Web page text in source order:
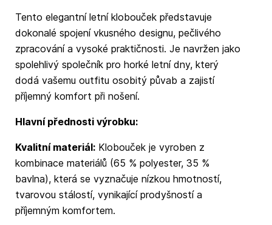
Tento elegantní letní klobouček představuje
dokonalé spojení vkusného designu, pečlivého
zpracování a vysoké praktičnosti. Je navržen jako
spolehlivý společník pro horké letní dny, který
dodá vašemu outfitu osobitý půvab a zajistí
příjemný komfort při nošení.
Hlavní přednosti výrobku:
Kvalitní materiál:Klobouček je vyroben z
kombinace materiálů (65 % polyester, 35 %
bavlna), která se vyznačuje nízkou hmotností,
tvarovou stálostí, vynikající prodyšností a
příjemným komfortem.